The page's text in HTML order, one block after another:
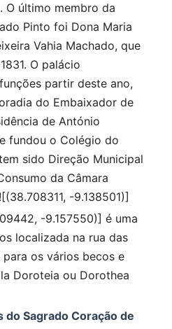
O último membro da
Pinto foi Dona Maria
Vahia Machado, que
O palácio
partir deste ano,
do Embaixador de
de António
fundou o Colégio do
sido Direção Municipal
da Câmara
-9.138501)]
-9.157550)] é uma
localizada na rua das
os vários becos e
Doroteia ou Dorothea
do Sagrado Coração de